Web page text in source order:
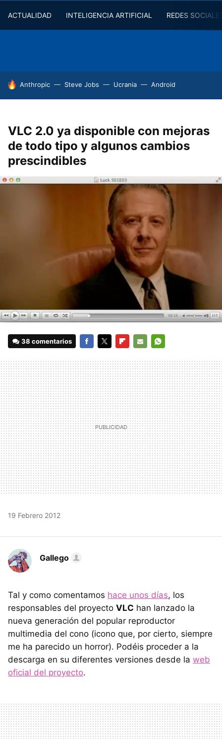
ACTUALIDAD INTELIGENCIA ARTIFICIAL REDES
HOY SE HABLA DE
Anthropic Steve Jobs Ucrania Android
VLC 2.0 ya disponible con mejoras
de todo tipo y algunos cambios
prescindibles
38 comentarios
MAIL
19 Febrero 2012
Gallego
Tal y como comentamos hace unos días, los
responsables del proyecto VLC han lanzado la
nueva generación del popular reproductor
multimedia del cono (icono que, por cierto, siempre
me ha parecido un horror). Podéis proceder a la
descarga en su diferentes versiones desde la web
oficial del proyecto.